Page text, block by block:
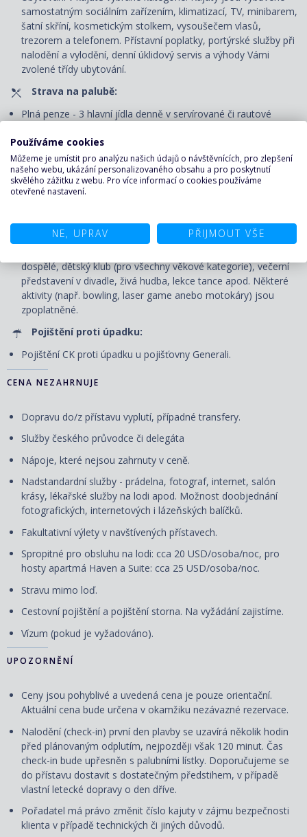
samostatným sociálním zařízením, klimatizací, TV, minibarem,
šatní skříní, kosmetickým stolkem, vysoušečem vlasů,
trezorem a telefonem. Přístavní poplatky, portýrské služby při
nalodění a vylodění, denní úklidový servis a výhody Vámi
zvolené třídy ubytování.
Strava na palubě:
Plná penze - 3 hlavní jídla denně v servírované či rautové
dává cestujícím velkou svobodu při výběru restaurací, času
jídel, oblečení či zasedacího pořádku během stolování.
Nápoje: čaj, káva, voda z automatu v rautové restauraci.
Volné využití veřejných prostor - bazénu, vířivek, fitness centra
a většiny sportovně-rekreačních zařízení, účast na všech
dospělé, dětský klub (pro všechny věkové kategorie), večerní
představení v divadle, živá hudba, lekce tance apod. Některé
aktivity (např. bowling, laser game anebo motokáry) jsou
zpoplatněné.
Pojištění proti úpadku:
Pojištění CK proti úpadku u pojišťovny Generali.
CENA NEZAHRNUJE
Dopravu do/z přístavu vyplutí, případné transfery.
Služby českého průvodce či delegáta
Nápoje, které nejsou zahrnuty v ceně.
Nadstandardní služby - prádelna, fotograf, internet, salón
krásy, lékařské služby na lodi apod. Možnost doobjednání
fotografických, internetových i lázeňských balíčků.
Fakultativní výlety v navštívených přístavech.
Spropitné pro obsluhu na lodi: cca 20 USD/osoba/noc, pro
hosty apartmá Haven a Suite: cca 25 USD/osoba/noc.
Stravu mimo loď.
Cestovní pojištění a pojištění storna. Na vyžádání zajistíme.
Vízum (pokud je vyžadováno).
UPOZORNĚNÍ
Ceny jsou pohyblivé a uvedená cena je pouze orientační.
Aktuální cena bude určena v okamžiku nezávazné rezervace.
Nalodění (check-in) první den plavby se uzavírá několik hodin
před plánovaným odplutím, nejpozději však 120 minut. Čas
check-in bude upřesněn s palubními lístky. Doporučujeme se
do přístavu dostavit s dostatečným předstihem, v případě
vlastní letecké dopravy o den dříve.
Pořadatel má právo změnit číslo kajuty v zájmu bezpečnosti
klienta v případě technických či jiných důvodů.
Používáme cookies
Můžeme je umístit pro analýzu našich údajů o návštěvnících, pro zlepšení
našeho webu, ukázání personalizovaného obsahu a pro poskytnutí
skvělého zážitku z webu. Pro více informací o cookies používáme
otevřené nastavení.
NE, UPRAV PŘIJMOUT VŠE